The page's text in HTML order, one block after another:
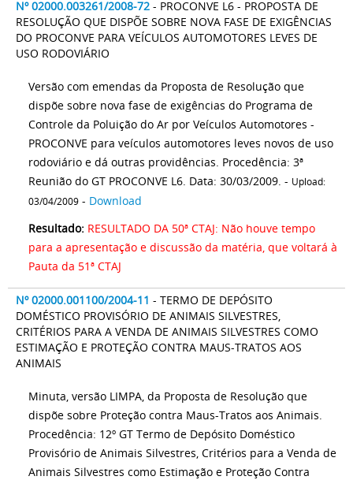
Nº 02000.003261/2008-72 - PROCONVE L6 - PROPOSTA DE
RESOLUÇÃO QUE DISPÕE SOBRE NOVA FASE DE EXIGÊNCIAS
DO PROCONVE PARA VEÍCULOS AUTOMOTORES LEVES DE
USO RODOVIÁRIO
Versão com emendas da Proposta de Resolução que
dispõe sobre nova fase de exigências do Programa de
Controle da Poluição do Ar por Veículos Automotores -
PROCONVE para veículos automotores leves novos de uso
rodoviário e dá outras providências. Procedência: 3ª
Reunião do GT PROCONVE L6. Data: 30/03/2009. - Upload:
03/04/2009 - Download
Resultado: RESULTADO DA 50ª CTAJ: Não houve tempo
para a apresentação e discussão da matéria, que voltará à
Pauta da 51ª CTAJ
Nº 02000.001100/2004-11 - TERMO DE DEPÓSITO
DOMÉSTICO PROVISÓRIO DE ANIMAIS SILVESTRES,
CRITÉRIOS PARA A VENDA DE ANIMAIS SILVESTRES COMO
ESTIMAÇÃO E PROTEÇÃO CONTRA MAUS-TRATOS AOS
ANIMAIS
Minuta, versão LIMPA, da Proposta de Resolução que
dispõe sobre Proteção contra Maus-Tratos aos Animais.
Procedência: 12º GT Termo de Depósito Doméstico
Provisório de Animais Silvestres, Critérios para a Venda de
Animais Silvestres como Estimação e Proteção Contra